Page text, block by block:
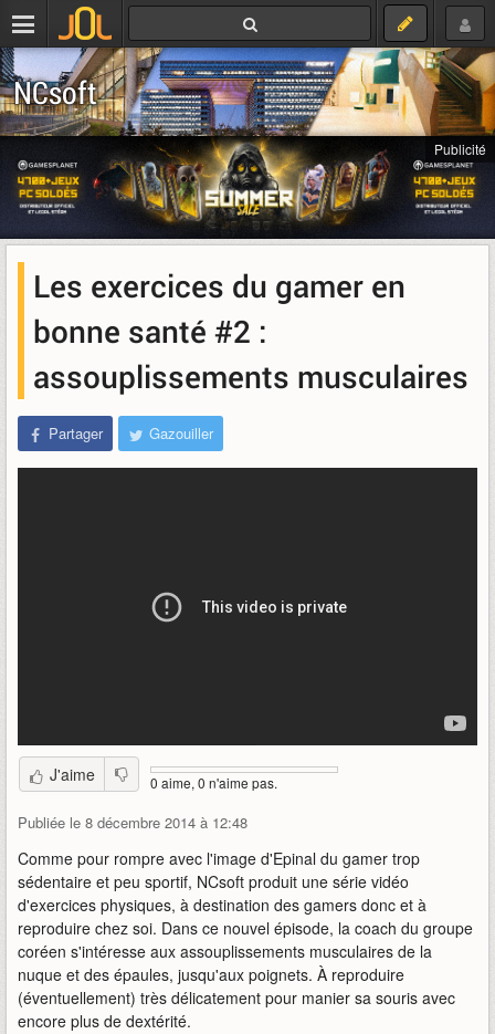
NCsoft
Publicité
Les exercices du gamer en
bonne santé #2 :
assouplissements musculaires
Partager Gazouiller
J'aime 0 aime, 0 n'aime pas.
Publiée le 8 décembre 2014 à 12:48
Comme pour rompre avec l'image d'Epinal du gamer trop
sédentaire et peu sportif, NCsoft produit une série vidéo
d'exercices physiques, à destination des gamers donc et à
reproduire chez soi. Dans ce nouvel épisode, la coach du groupe
coréen s'intéresse aux assouplissements musculaires de la
nuque et des épaules, jusqu'aux poignets. À reproduire
(éventuellement) très délicatement pour manier sa souris avec
encore plus de dextérité.